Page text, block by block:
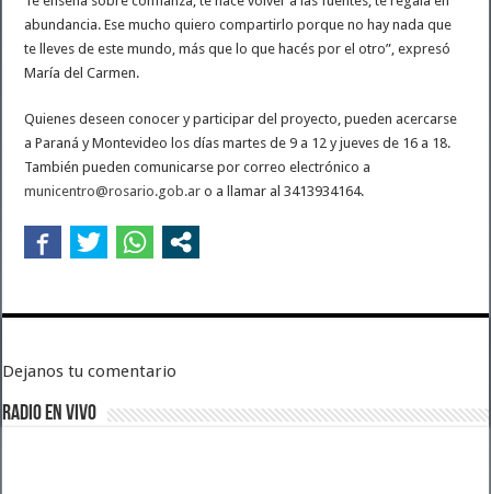
abundancia. Ese mucho quiero compartirlo porque no hay nada que
te lleves de este mundo, más que lo que hacés por el otro”, expresó
María del Carmen.
Quienes deseen conocer y participar del proyecto, pueden acercarse
a Paraná y Montevideo los días martes de 9 a 12 y jueves de 16 a 18.
También pueden comunicarse por correo electrónico a
municentro@rosario.gob.ar o a llamar al 3413934164.
Dejanos tu comentario
RADIO EN VIVO